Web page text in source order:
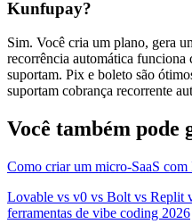
Kunfupay?
Sim. Você cria um plano, gera
recorrência automática funciona
suportam. Pix e boleto são
suportam cobrança recorrente
Você também pode
Como criar um micro-SaaS
Lovable vs v0 vs Bolt vs Replit
ferramentas de vibe coding 2026